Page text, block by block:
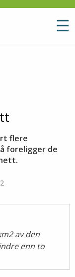
☰
flere
foreligger de
av den
enn to